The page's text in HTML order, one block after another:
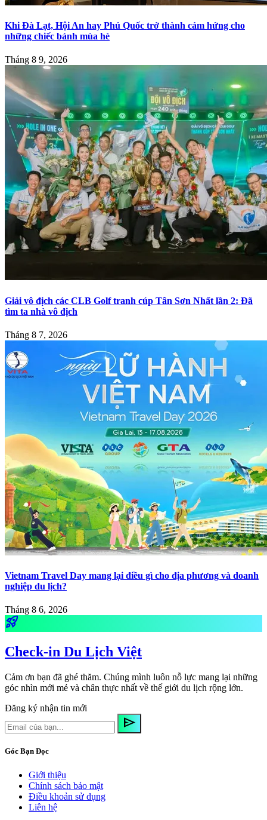
Khi Đà Lạt, Hội An hay Phú Quốc trở thành cảm hứng cho
những chiếc bánh mùa hè
Tháng 8 9, 2026
Giải vô địch các CLB Golf tranh cúp Tân Sơn Nhất lần 2: Đã
tìm ta nhà vô địch
Tháng 8 7, 2026
Vietnam Travel Day mang lại điều gì cho địa phương và doanh
nghiệp du lịch?
Tháng 8 6, 2026
rocket_launch
Check-in Du Lịch Việt
Cảm ơn bạn đã ghé thăm. Chúng mình luôn nỗ lực mang lại những
góc nhìn mới mẻ và chân thực nhất về thế giới du lịch rộng lớn.
Đăng ký nhận tin mới
send
Góc Bạn Đọc
Giới thiệu
Chính sách bảo mật
Điều khoản sử dụng
Liên hệ